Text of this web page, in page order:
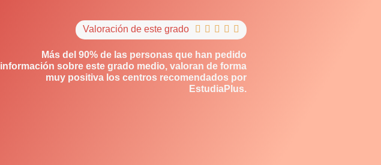
Valoración de este grado     
Más del 90% de las personas que han pedido
información sobre este grado medio, valoran de forma
muy positiva los centros recomendados por
EstudiaPlus.